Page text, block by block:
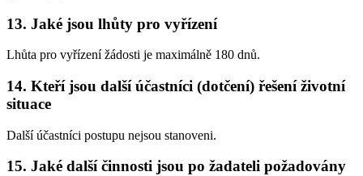
13. Jaké jsou lhůty pro vyřízení
Lhůta pro vyřízení žádosti je maximálně 180 dnů.
14. Kteří jsou další účastníci (dotčení) řešení životní
situace
Další účastníci postupu nejsou stanoveni.
15. Jaké další činnosti jsou po žadateli požadovány